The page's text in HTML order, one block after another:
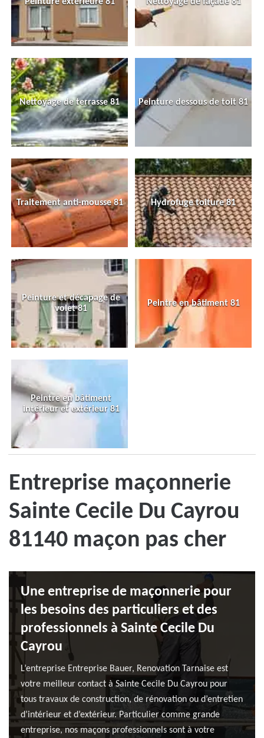
Nettoyage de terrasse 81 Peinture dessous de toit 81
Traitement anti-mousse 81 Hydrofuge toiture 81
Peinture et décapage de
volet 81
Peintre en bâtiment 81
Peintre en bâtiment
intérieur et extérieur 81
Entreprise maçonnerie
Sainte Cecile Du Cayrou
81140 maçon pas cher
Une entreprise de maçonnerie pour
les besoins des particuliers et des
professionnels à Sainte Cecile Du
Cayrou
L’entreprise Entreprise Bauer, Renovation Tarnaise est
votre meilleur contact à Sainte Cecile Du Cayrou pour
tous travaux de construction, de rénovation ou d’entretien
d’intérieur et d’extérieur. Particulier comme grande
entreprise, nos maçons professionnels sont à votre